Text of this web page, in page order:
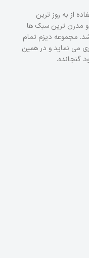
از به روز ترین
و مدرن ترین سبک ها
مجموعه دیزم تمام
می نماید و در همین
گنجانده.